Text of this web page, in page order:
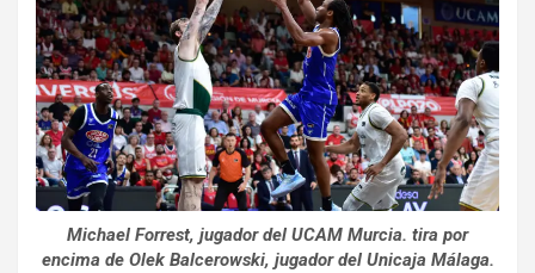
Michael Forrest, jugador del UCAM Murcia. tira por
encima de Olek Balcerowski, jugador del Unicaja Málaga.